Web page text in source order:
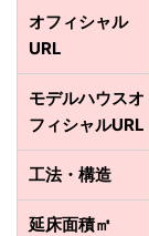
オフィシャル
URL
モデルハウスオ
フィシャルURL
工法・構造
延床面積㎡